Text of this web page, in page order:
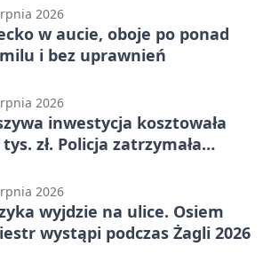
2026
w aucie, oboje po ponad
i bez uprawnień
2026
inwestycja kosztowała
tys. zł. Policja zatrzymała
2026
wyjdzie na ulice. Osiem
wystąpi podczas Żagli 2026